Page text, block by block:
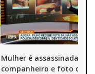
Mulher é assassinada
companheiro e foto do